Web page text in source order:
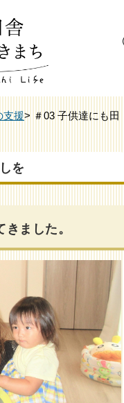
支援> ＃03 子供達にも田
を
ました。